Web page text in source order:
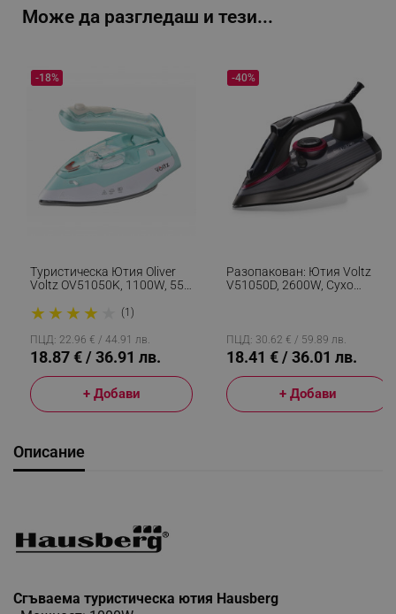
Може да разгледаш и тези...
Туристическа Ютия Oliver
Voltz OV51050K, 1100W, 55
Прегряване, Тюркоаз/Бял
★ ★ ★ ★ (1)
-18%
ПЦД: 22.96 € / 44.91 лв.
18.87 € / 36.91 лв.
+ Добави
Разопакован: Ютия Voltz
V51050D, 2600W, Сухо
-40%
ПЦД: 30.62 € / 59.89 лв.
18.41 € / 36.01 лв.
+ Добави
Описание
Сгъваема туристическа ютия Hausberg